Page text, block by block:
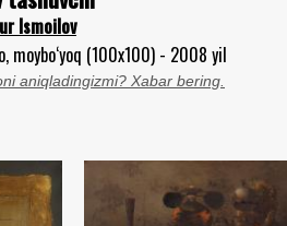
Ismoilov
moybo‘yoq (100x100) - 2008 yil
aniqladingizmi? Xabar bering.